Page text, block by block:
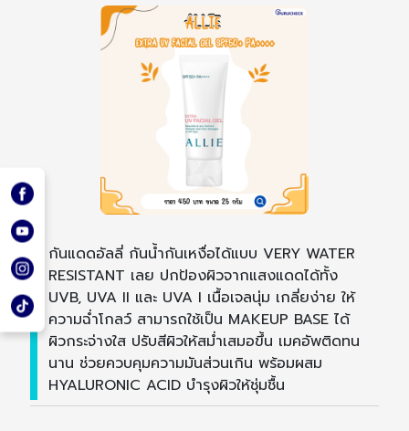
กันแดดอัลลี่ กันน้ำกันเหงื่อได้แบบ VERY WATER
RESISTANT เลย ปกป้องผิวจากแสงแดดได้ทั้ง
UVB, UVA II และ UVA I เนื้อเจลนุ่ม เกลี่ยง่าย ให้
ความฉ่ำโกลว์ สามารถใช้เป็น MAKEUP BASE ได้
ผิวกระจ่างใส ปรับสีผิวให้สม่ำเสมอขึ้น เมคอัพติดทน
นาน ช่วยควบคุมความมันส่วนเกิน พร้อมผสม
HYALURONIC ACID บำรุงผิวให้ชุ่มชื้น